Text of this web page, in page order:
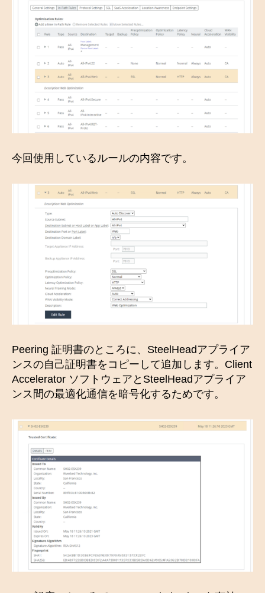
今回使用しているルールの内容です。
Peering 証明書のところに、SteelHeadアプライア
ンスの自己証明書をコピーして追加します。Client
Accelerator ソフトウェアとSteelHeadアプライア
ンス間の最適化通信を暗号化するためです。